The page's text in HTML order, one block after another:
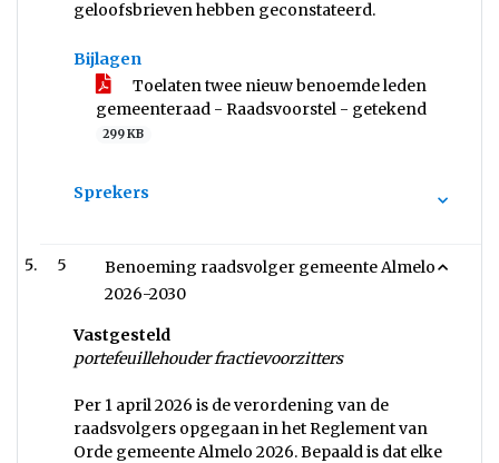
geloofsbrieven hebben geconstateerd.
Bijlagen
Toelaten twee nieuw benoemde leden
gemeenteraad - Raadsvoorstel - getekend
299 KB
Sprekers
5
Benoeming raadsvolger gemeente Almelo
2026-2030
Vastgesteld
portefeuillehouder fractievoorzitters
Per 1 april 2026 is de verordening van de
raadsvolgers opgegaan in het Reglement van
Orde gemeente Almelo 2026. Bepaald is dat elke